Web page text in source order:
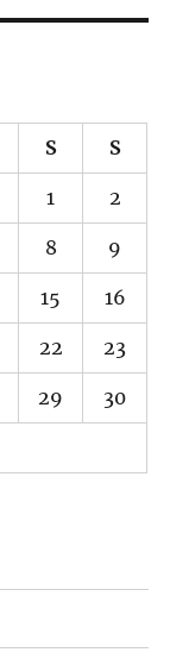
S S
1 2
8 9
15 16
22 23
29 30